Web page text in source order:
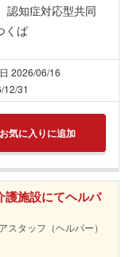
知症対応型共同
くば
2026/06/16
12/31
お気に入りに追加
護施設にてヘルパ
スタッフ（ヘルパー）